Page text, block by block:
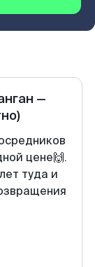
—
цене🙌.
туда и